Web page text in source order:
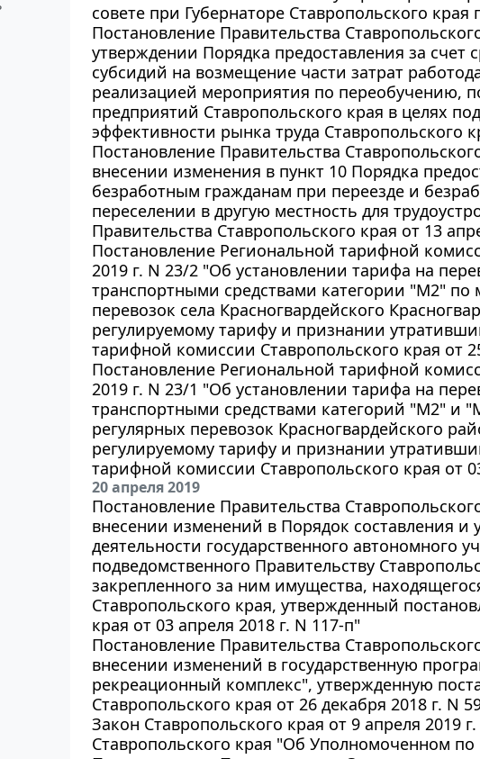
совете при Губернаторе Ставропольского
Постановление Правительства
утверждении Порядка предоставления за счет
субсидий на возмещение части затрат
реализацией мероприятия по переобучению,
предприятий Ставропольского края в целях
эффективности рынка труда Ставропольского
Постановление Правительства
внесении изменения в пункт 10 Порядка
безработным гражданам при переезде и
переселении в другую местность для
Правительства Ставропольского края от 13
Постановление Региональной тарифной
2019 г. N 23/2 "Об установлении тарифа на
транспортными средствами категории "М2"
перевозок села Красногвардейского
регулируемому тарифу и признании
тарифной комиссии Ставропольского края от
Постановление Региональной тарифной
2019 г. N 23/1 "Об установлении тарифа на
транспортными средствами категорий "М2"
регулярных перевозок Красногвардейского
регулируемому тарифу и признании
тарифной комиссии Ставропольского края от
20 апреля 2019
Постановление Правительства
внесении изменений в Порядок составления и
деятельности государственного автономного
подведомственного Правительству
закрепленного за ним имущества,
Ставропольского края, утвержденный
края от 03 апреля 2018 г. N 117-п"
Постановление Правительства
внесении изменений в государственную
рекреационный комплекс", утвержденную
Ставропольского края от 26 декабря 2018 г. N
Закон Ставропольского края от 9 апреля 2019
Ставропольского края "Об Уполномоченном